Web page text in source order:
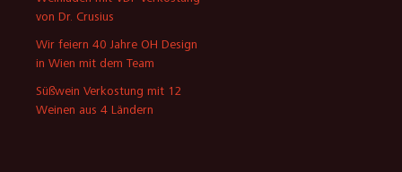
von Dr. Crusius
Wir feiern 40 Jahre OH Design
in Wien mit dem Team
Süßwein Verkostung mit 12
Weinen aus 4 Ländern